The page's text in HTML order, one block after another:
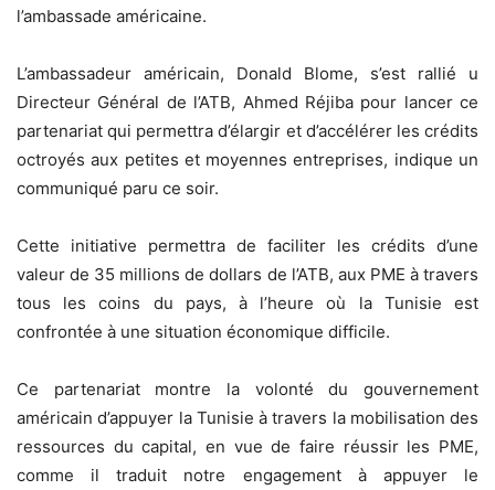
l’ambassade américaine.
L’ambassadeur américain, Donald Blome, s’est rallié u
Directeur Général de l’ATB, Ahmed Réjiba pour lancer ce
partenariat qui permettra d’élargir et d’accélérer les crédits
octroyés aux petites et moyennes entreprises, indique un
communiqué paru ce soir.
Cette initiative permettra de faciliter les crédits d’une
valeur de 35 millions de dollars de l’ATB, aux PME à travers
tous les coins du pays, à l’heure où la Tunisie est
confrontée à une situation économique difficile.
Ce partenariat montre la volonté du gouvernement
américain d’appuyer la Tunisie à travers la mobilisation des
ressources du capital, en vue de faire réussir les PME,
comme il traduit notre engagement à appuyer le